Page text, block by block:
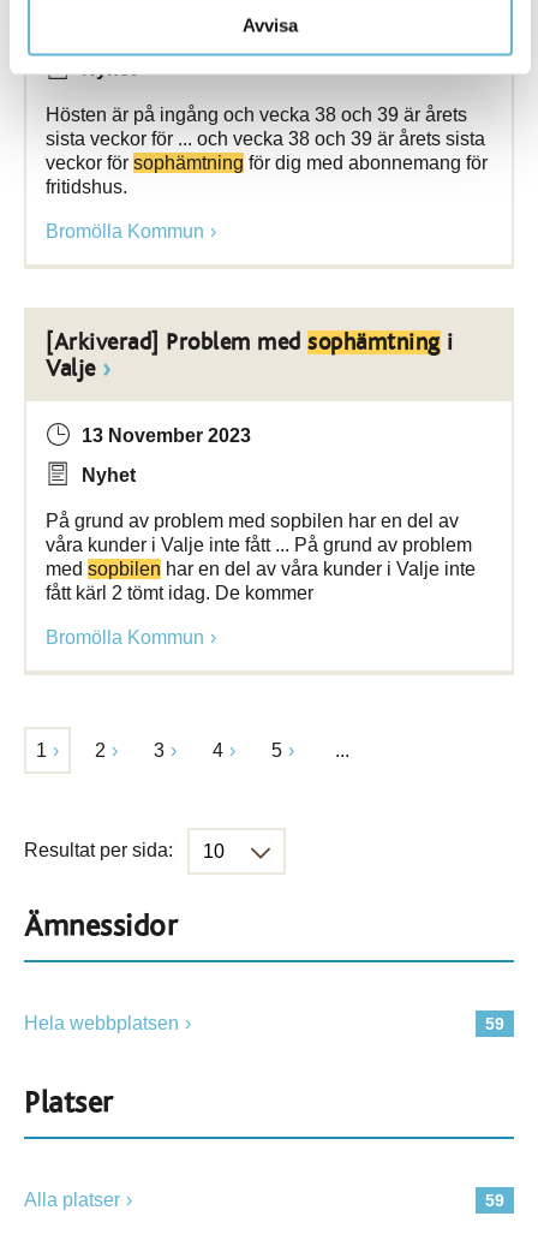
Avvisa
13 November 2023
Hösten är på ingång och vecka 38 och 39 är årets
sista veckor för ... och vecka 38 och 39 är årets sista
veckor för sophämtning för dig med abonnemang för
fritidshus.
Bromölla Kommun
[Arkiverad] Problem med sophämtning i
Valje
13 November 2023
Nyhet
På grund av problem med sopbilen har en del av
våra kunder i Valje inte fått ... På grund av problem
med sopbilen har en del av våra kunder i Valje inte
fått kärl 2 tömt idag. De kommer
Bromölla Kommun
1 2 3 4 5 ...
Resultat per sida:
Ämnessidor
59
Hela webbplatsen
Platser
59
Alla platser